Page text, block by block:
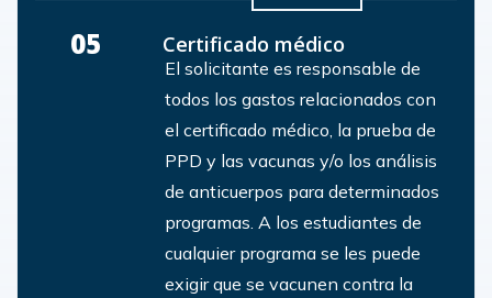
05 Certificado médico
El solicitante es responsable de
todos los gastos relacionados con
el certificado médico, la prueba de
PPD y las vacunas y/o los análisis
de anticuerpos para determinados
programas. A los estudiantes de
cualquier programa se les puede
exigir que se vacunen contra la